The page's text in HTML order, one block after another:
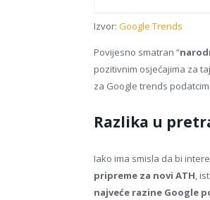
Izvor: Google Trends
Povijesno smatran “
pozitivnim osjećajima za
za Google trends
Razlika u
Iako ima smisla da bi
pripreme za novi ATH,
najveće razine Google